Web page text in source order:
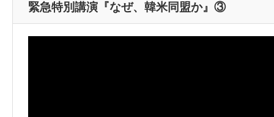
緊急特別講演『なぜ、韓米同盟か』③